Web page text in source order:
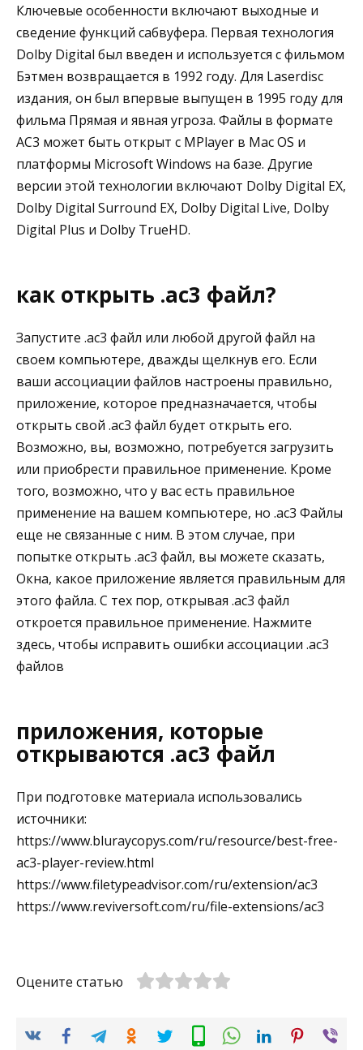
Ключевые особенности включают выходные и
сведение функций сабвуфера. Первая технология
Dolby Digital был введен и используется с фильмом
Бэтмен возвращается в 1992 году. Для Laserdisc
издания, он был впервые выпущен в 1995 году для
фильма Прямая и явная угроза. Файлы в формате
AC3 может быть открыт с MPlayer в Mac OS и
платформы Microsoft Windows на базе. Другие
версии этой технологии включают Dolby Digital EX,
Dolby Digital Surround EX, Dolby Digital Live, Dolby
Digital Plus и Dolby TrueHD.
как открыть .ac3 файл?
Запустите .ac3 файл или любой другой файл на
своем компьютере, дважды щелкнув его. Если
ваши ассоциации файлов настроены правильно,
приложение, которое предназначается, чтобы
открыть свой .ac3 файл будет открыть его.
Возможно, вы, возможно, потребуется загрузить
или приобрести правильное применение. Кроме
того, возможно, что у вас есть правильное
применение на вашем компьютере, но .ac3 Файлы
еще не связанные с ним. В этом случае, при
попытке открыть .ac3 файл, вы можете сказать,
Окна, какое приложение является правильным для
этого файла. С тех пор, открывая .ac3 файл
откроется правильное применение. Нажмите
здесь, чтобы исправить ошибки ассоциации .ac3
файлов
приложения, которые
открываются .ac3 файл
При подготовке материала использовались
источники:
https://www.bluraycopys.com/ru/resource/best-free-
ac3-player-review.html
https://www.filetypeadvisor.com/ru/extension/ac3
https://www.reviversoft.com/ru/file-extensions/ac3
Оцените статью